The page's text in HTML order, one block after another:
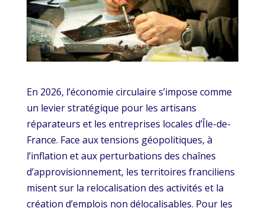
En 2026, l’économie circulaire s’impose comme
un levier stratégique pour les artisans
réparateurs et les entreprises locales d’Île-de-
France. Face aux tensions géopolitiques, à
l’inflation et aux perturbations des chaînes
d’approvisionnement, les territoires franciliens
misent sur la relocalisation des activités et la
création d’emplois non délocalisables. Pour les